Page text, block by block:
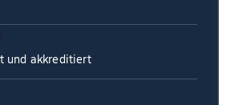
und akkreditiert